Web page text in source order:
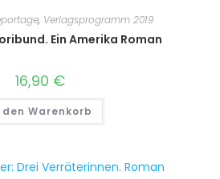
, Verlagsprogramm 2019
Ein Amerika Roman
16,90 €
den Warenkorb